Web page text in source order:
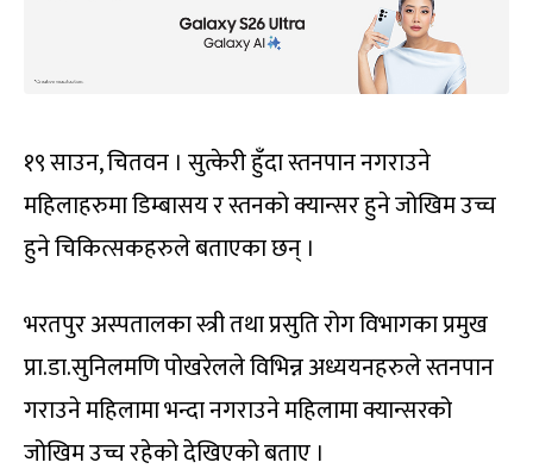
१९ साउन, चितवन । सुत्केरी हुँदा स्तनपान नगराउने
महिलाहरुमा डिम्बासय र स्तनको क्यान्सर हुने जोखिम उच्च
हुने चिकित्सकहरुले बताएका छन् ।
भरतपुर अस्पतालका स्त्री तथा प्रसुति रोग विभागका प्रमुख
प्रा.डा.सुनिलमणि पोखरेलले विभिन्न अध्ययनहरुले स्तनपान
गराउने महिलामा भन्दा नगराउने महिलामा क्यान्सरको
जोखिम उच्च रहेको देखिएको बताए ।